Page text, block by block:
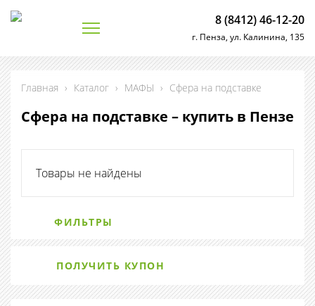
8 (8412) 46-12-20
г. Пенза, ул. Калинина, 135
Главная › Каталог › МАФЫ › Сфера на подставке
Сфера на подставке – купить в Пензе
Товары не найдены
ФИЛЬТРЫ
ПОЛУЧИТЬ КУПОН